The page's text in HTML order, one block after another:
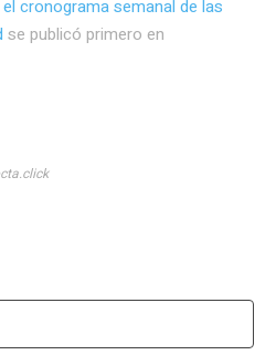
cronograma semanal de las
se publicó primero en